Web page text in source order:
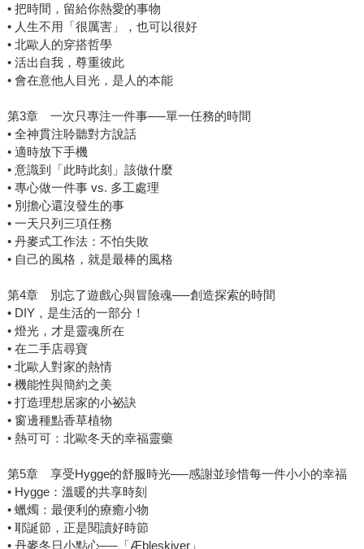
• 把時間，留給你熱愛的事物
• 人生不用「很厲害」，也可以很好
• 北歐人的穿搭哲學
• 活出自我，尊重彼此
• 會在意他人目光，是人的本能
第3章 一次只專注一件事──單一任務的時間
• 全神貫注聆聽對方說話
• 適時放下手機
• 意識到「此時此刻」該做什麼
• 專心做一件事 vs. 多工處理
• 別擔心還沒發生的事
• 一天只列三項任務
• 丹麥式工作法：不怕失敗
• 自己的風格，就是最棒的風格
第4章 別忘了遊戲心與冒險魂──創造探索的時間
• DIY，是生活的一部分！
• 燈光，才是靈魂所在
• 在二手店尋寶
• 北歐人對家的熱情
• 機能性與簡約之美
• 打造理想居家的小祕訣
• 窗邊種點香草植物
• 熱可可：北歐冬天的幸福靈藥
第5章 享受Hygge的舒服時光──感謝並珍惜每一件小小的幸福
• Hygge：溫暖的共享時刻
• 蠟燭：最便利的療癒小物
• 耶誕節，正是閱讀好時節
• 丹麥冬日小點心──「Æbleskiver」